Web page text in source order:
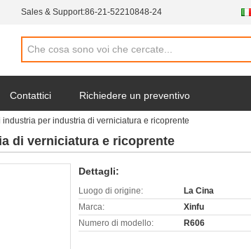
Sales & Support:86-21-52210848-24
Contattici Richiedere un preventivo
per industria di verniciatura e ricoprente
di verniciatura e ricoprente
Dettagli:
Luogo di origine:
La Cina
Marca:
Xinfu
Numero di modello:
R606